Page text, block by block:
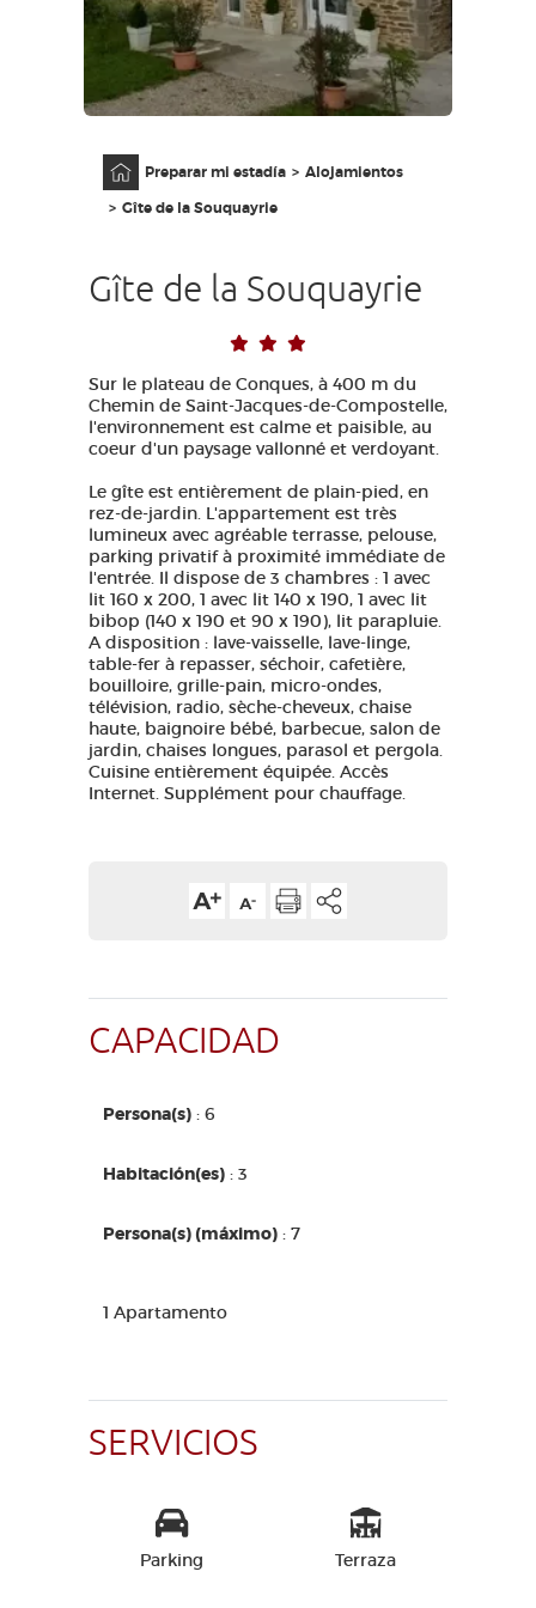
ES
Preparar mi estadía
Alojamientos
Gîte de la Souquayrie
Gîte de la Souquayrie
Sur le plateau de Conques, à 400 m du
Chemin de Saint-Jacques-de-Compostelle,
l'environnement est calme et paisible, au
coeur d'un paysage vallonné et verdoyant.
Le gîte est entièrement de plain-pied, en
rez-de-jardin. L'appartement est très
lumineux avec agréable terrasse, pelouse,
parking privatif à proximité immédiate de
l'entrée. Il dispose de 3 chambres : 1 avec
lit 160 x 200, 1 avec lit 140 x 190, 1 avec lit
bibop (140 x 190 et 90 x 190), lit parapluie.
A disposition : lave-vaisselle, lave-linge,
table-fer à repasser, séchoir, cafetière,
bouilloire, grille-pain, micro-ondes,
télévision, radio, sèche-cheveux, chaise
haute, baignoire bébé, barbecue, salon de
jardin, chaises longues, parasol et pergola.
Cuisine entièrement équipée. Accès
Internet. Supplément pour chauffage.
CAPACIDAD
Persona(s) : 6
Habitación(es) : 3
Persona(s) (máximo) : 7
1 Apartamento
SERVICIOS
Parking Terraza